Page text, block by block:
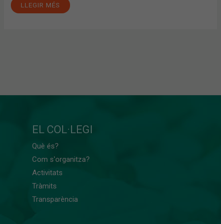
LLEGIR MÉS
EL COL·LEGI
Què és?
Com s'organitza?
Activitats
Tràmits
Transparència